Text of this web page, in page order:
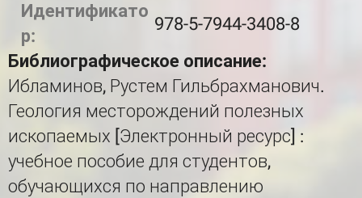
Идентификато
р:
978-5-7944-3408-8
Библиографическое описание:
Ибламинов, Рустем Гильбрахманович.
Геология месторождений полезных
ископаемых [Электронный ресурс] :
учебное пособие для студентов,
обучающихся по направлению